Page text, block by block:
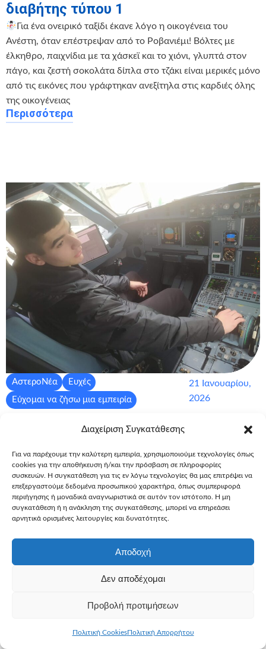
Διαχείριση Συγκατάθεσης
Για να παρέχουμε την καλύτερη εμπειρία, χρησιμοποιούμε τεχνολογίες όπως
cookies για την αποθήκευση ή/και την πρόσβαση σε πληροφορίες
συσκευών. Η συγκατάθεση για τις εν λόγω τεχνολογίες θα μας επιτρέψει να
επεξεργαστούμε δεδομένα προσωπικού χαρακτήρα, όπως συμπεριφορά
περιήγησης ή μοναδικά αναγνωριστικά σε αυτόν τον ιστότοπο. Η μη
συγκατάθεση ή η ανάκληση της συγκατάθεσης, μπορεί να επηρεάσει
αρνητικά ορισμένες λειτουργίες και δυνατότητες.
Αποδοχή
Δεν αποδέχομαι
Προβολή προτιμήσεων
Πολιτική CookiesΠολιτική Απορρήτου
διαβήτης τύπου 1
Για ένα ονειρικό ταξίδι έκανε λόγο η οικογένεια του
Ανέστη, όταν επέστρεψαν από το Ροβανιέμι! Βόλτες με
έλκηθρο, παιχνίδια με τα χάσκεϊ και το χιόνι, γλυπτά στον
πάγο, και ζεστή σοκολάτα δίπλα στο τζάκι είναι μερικές μόνο
από τις εικόνες που γράφτηκαν ανεξίτηλα στις καρδιές όλης
της οικογένειας
Περισσότερα
ΑστεροΝέα
Ευχές
Εύχομαι να ζήσω μια εμπειρία
21 Ιανουαρίου,
2026
Εύχομαι να μπω σε αεροπλανοφόρο –
διαβήτης τύπου 1
”Δώσατε δύναμη στο παιδί να αποδεχτεί την ασθένειά
του και να καταλάβει ότι είναι πολύτιμος και μπορεί να κάνει
πράγματα στη ζωή του. Ο διαβήτης τύπου 1 δεν είναι απλή
ασθένεια· ο ασθενής χρειάζεται να παίρνει εκατοντάδες
αποφάσεις την ημέρα για την υγεία του. Με την
πραγματοποίηση της ευχής καταφέρατε να απαλύνετε το